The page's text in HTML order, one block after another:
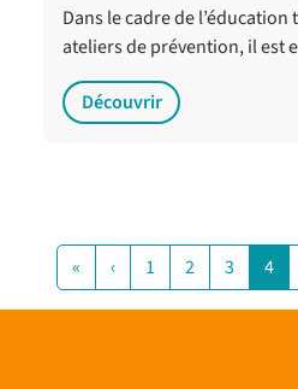
Dans le cadre de
ateliers de prévention, il est
Découvrir
« ‹ 1 2 3 4